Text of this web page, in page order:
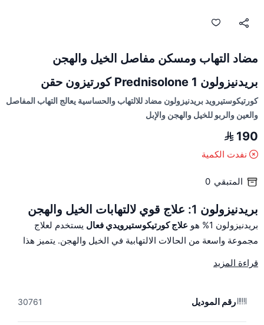
مضاد التهاب ومسكن مفاصل الخيل والهجن
بريدنيزولون Prednisolone 1 كورتيزون حقن
كورتيكوستيرويد بريدنيزولون مضاد للالتهاب والحساسية يعالج التهاب المفاصل
والعين والربو للخيل والهجن والإبل
190
نفدت الكمية
المتبقي 0
بريدنيزولون 1: علاج قوي لالتهابات الخيل والهجن
بريدنيزولون 1% هو علاج كورتيكوستيرويدي فعال يستخدم لعلاج
مجموعة واسعة من الحالات الالتهابية في الخيل والهجن. يتميز هذا
ممتازًا للتعامل مع المشكلات الصحية التي تؤثر على أداء هذه
دواعي الاستخداميستخدم بريدنيزولون 1% في الحالات التالية:
قراءة المزيد
رقم الموديل 30761